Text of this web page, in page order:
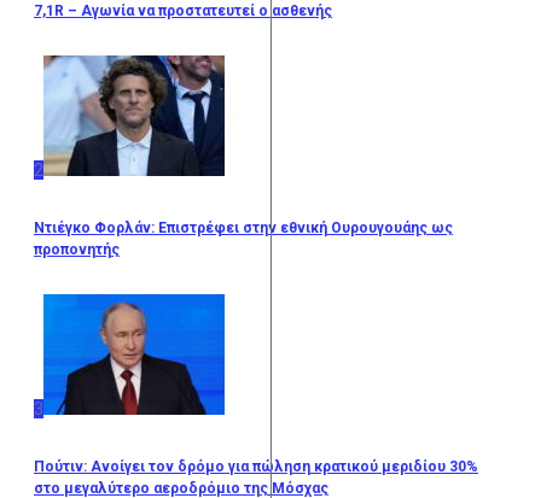
7,1R – Αγωνία να προστατευτεί ο ασθενής
2
Ντιέγκο Φορλάν: Επιστρέφει στην εθνική Ουρουγουάης ως
προπονητής
3
Πούτιν: Ανοίγει τον δρόμο για πώληση κρατικού μεριδίου 30%
στο μεγαλύτερο αεροδρόμιο της Μόσχας